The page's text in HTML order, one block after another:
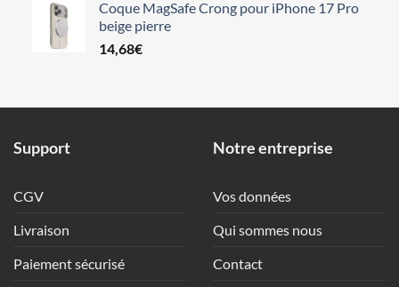
Coque MagSafe Crong pour iPhone 17 Pro
beige pierre
14,68€
Support
CGV
Livraison
Paiement sécurisé
Notre entreprise
Vos données
Qui sommes nous
Contact